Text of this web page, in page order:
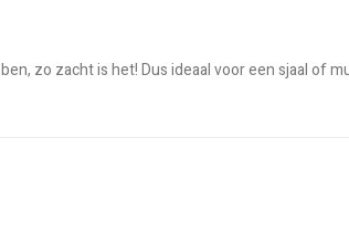
zo zacht is het! Dus ideaal voor een sjaal of